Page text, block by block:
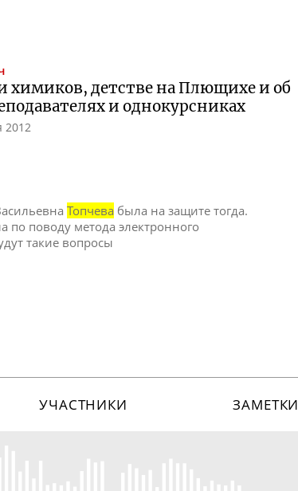
химиков, детстве на Плющихе и об
и однокурсниках
2012
Топчева была на защите тогда.
поводу метода электронного
такие вопросы
УЧАСТНИКИ ЗАМЕТКИ